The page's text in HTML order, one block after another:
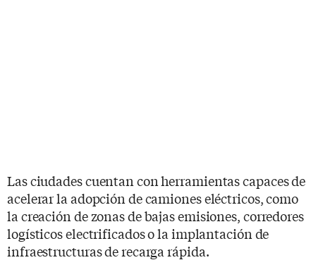
Las ciudades cuentan con herramientas capaces de
acelerar la adopción de camiones eléctricos, como
la creación de zonas de bajas emisiones, corredores
logísticos electrificados o la implantación de
infraestructuras de recarga rápida.